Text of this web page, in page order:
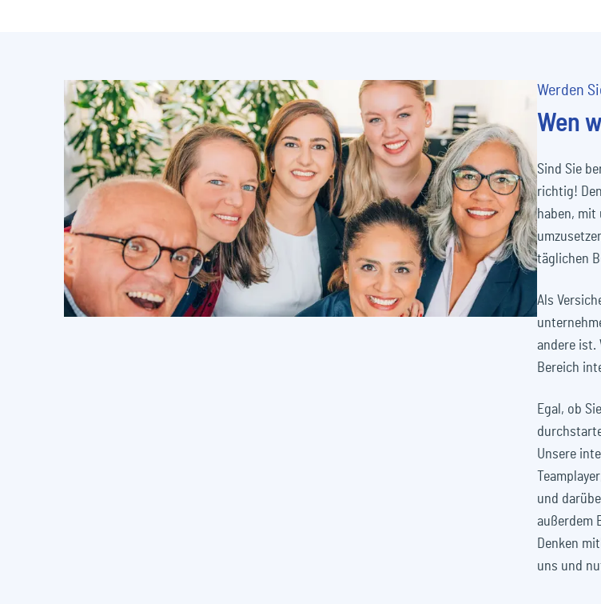
Werden
Wen
Sind Sie
richtig!
haben, mit
täglichen
Als
andere ist.
Bereich
Egal, ob
Unsere
und
außerdem
Denken
uns und